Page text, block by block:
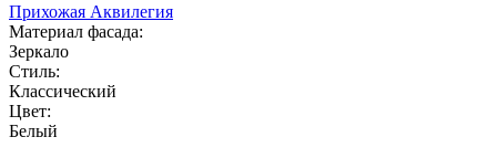
Прихожая Аквилегия
Материал фасада:
Зеркало
Стиль:
Классический
Цвет:
Белый